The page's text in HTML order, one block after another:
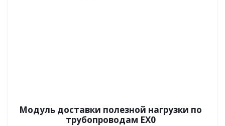
Модуль доставки полезной нагрузки по
трубопроводам EX0